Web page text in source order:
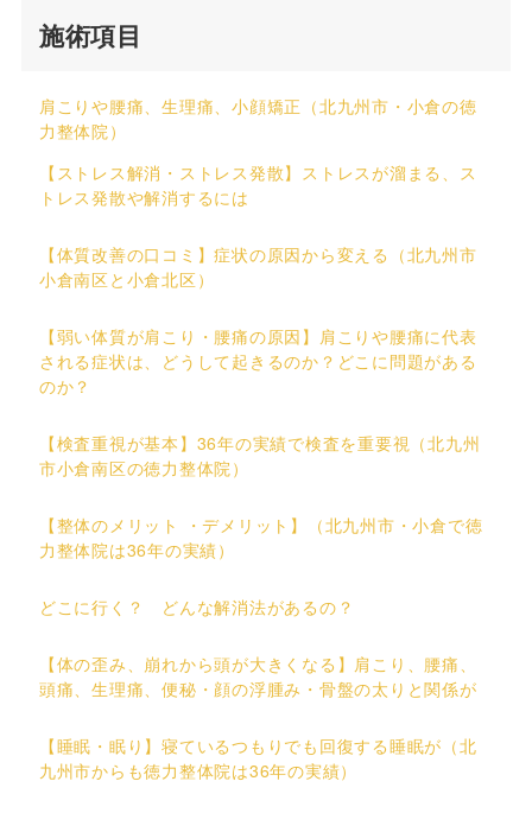
施術項目
肩こりや腰痛、生理痛、小顔矯正（北九州市・小倉の徳
力整体院）
【ストレス解消・ストレス発散】ストレスが溜まる、ス
トレス発散や解消するには
【体質改善の口コミ】症状の原因から変える（北九州市
小倉南区と小倉北区）
【弱い体質が肩こり・腰痛の原因】肩こりや腰痛に代表
される症状は、どうして起きるのか？どこに問題がある
のか？
【検査重視が基本】36年の実績で検査を重要視（北九州
市小倉南区の徳力整体院）
【整体のメリット ・デメリット】（北九州市・小倉で徳
力整体院は36年の実績）
どこに行く？ どんな解消法があるの？
【体の歪み、崩れから頭が大きくなる】肩こり、腰痛、
頭痛、生理痛、便秘・顔の浮腫み・骨盤の太りと関係が
【睡眠・眠り】寝ているつもりでも回復する睡眠が（北
九州市からも徳力整体院は36年の実績）